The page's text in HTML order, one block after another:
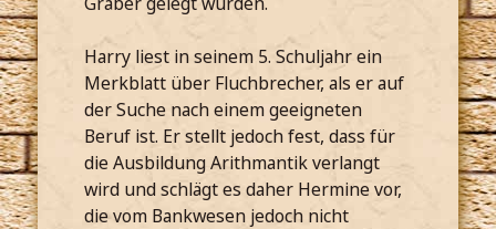
Harry liest in seinem 5. Schuljahr ein
Merkblatt über Fluchbrecher, als er auf
der Suche nach einem geeigneten
Beruf ist. Er stellt jedoch fest, dass für
die Ausbildung Arithmantik verlangt
wird und schlägt es daher Hermine vor,
die vom Bankwesen jedoch nicht